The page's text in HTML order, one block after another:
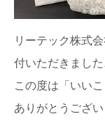
リーテック株式
付いただきました
この度は「いい
ありがとうござい